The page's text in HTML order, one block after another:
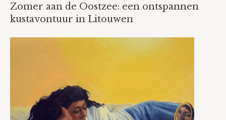
Zomer aan de Oostzee: een ontspannen
kustavontuur in Litouwen